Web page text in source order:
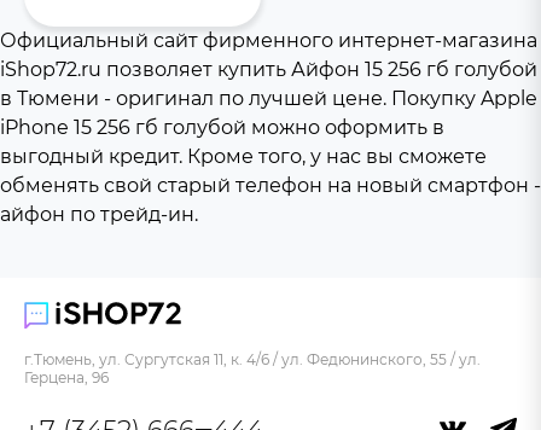
Официальный сайт фирменного интернет-магазина
iShop72.ru позволяет купить Айфон 15 256 гб голубой
в Тюмени - оригинал по лучшей цене. Покупку Apple
iPhone 15 256 гб голубой можно оформить в
выгодный кредит. Кроме того, у нас вы сможете
обменять свой старый телефон на новый смартфон -
айфон по трейд-ин.
г.Тюмень, ул. Сургутская 11, к. 4/6 / ул. Федюнинского, 55 / ул.
Герцена, 96